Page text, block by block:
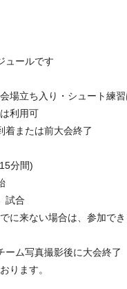
ールです
場立ち入り・シュート練
利用可
または前大会終了
分間)
試合
に来ない場合は、参加でき
ーム写真撮影後に大会終
ります。